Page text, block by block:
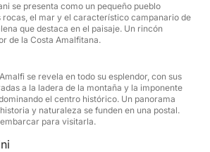
más calurosas.
todas las comodidades
día perfecto: una amplia
agua dulce, equipo de música
USB, escalera de acceso y
para hasta 6 personas, lo
para familias y grupos de amigos.
se presenta como un pequeño pueblo
rocas, el mar y el característico campanario de
que destaca en el paisaje. Un rincón
de la Costa Amalfitana.
se revela en todo su esplendor, con sus
a la ladera de la montaña y la imponente
el centro histórico. Un panorama
y naturaleza se funden en una postal.
para visitarla.